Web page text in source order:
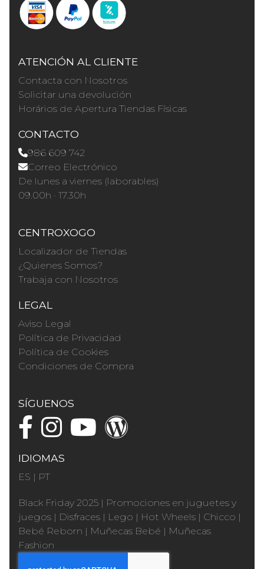
ATENCIÓN AL CLIENTE
Contacta con Nosotros
Solicitar una devolución
Horários de Apertura Tiendas Físicas
CONTACTO
986 609 742
Correo Electrónico
De lunes a viernes (laborables)
09.00h · 17.30h
CENTROXOGO
Localizador de Tiendas
¿Quienes Somos?
Trabaja con Nosotros
LEGAL
Aviso Legal
Política de Privacidad
Política de Cookies
Condiciones de Compra
SÍGUENOS
IDIOMAS
ES | PT
Black Friday 2025 | Promociones en juguetes y
juegos | Disfraces | Lego | Hot Wheels | Chicco |
Bebé Reborn | Muñecas Bebé | Muñecas
Fashion